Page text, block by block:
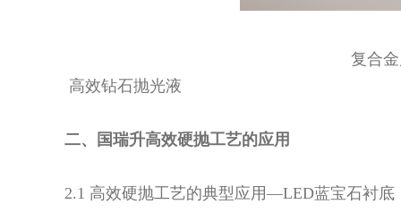
复合金
高效钻石抛光液
二、国瑞升高效硬抛工艺的应用
2.1 高效硬抛工艺的典型应用—LED蓝宝石衬底